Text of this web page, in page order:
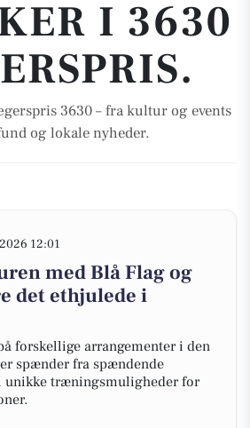
I 3630
3630 – fra kultur og events
og lokale nyheder.
12:01
med Blå Flag og
det ethjulede i
forskellige arrangementer i den
spænder fra spændende
træningsmuligheder for